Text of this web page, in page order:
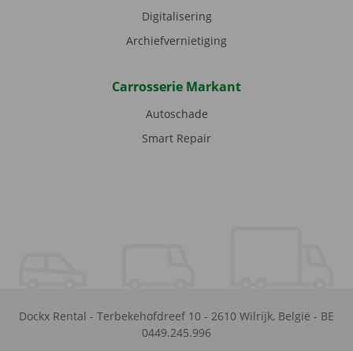
Digitalisering
Archiefvernietiging
Carrosserie Markant
Autoschade
Smart Repair
Dockx Rental - Terbekehofdreef 10 - 2610 Wilrijk, België - BE
0449.245.996